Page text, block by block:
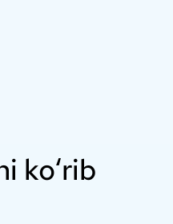
ko‘rib